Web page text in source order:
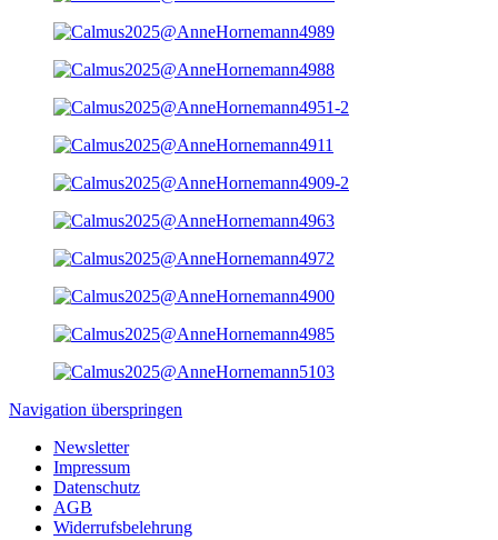
Navigation überspringen
Newsletter
Impressum
Datenschutz
AGB
Widerrufsbelehrung